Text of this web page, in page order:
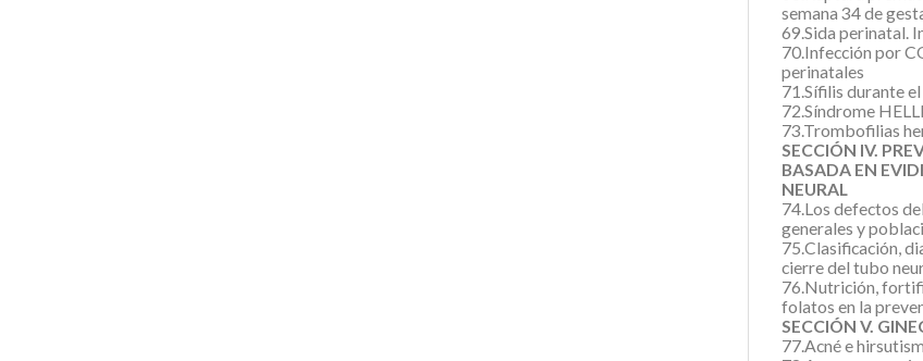
semana 34 de
69.Sida perinatal.
70.Infección por
perinatales
71.Sífilis durante
72.Síndrome
73.Trombofilias
SECCIÓN IV.
BASADA EN
NEURAL
74.Los defectos
generales y
75.Clasificación,
cierre del tubo
76.Nutrición,
folatos en la
SECCIÓN V.
77.Acné e